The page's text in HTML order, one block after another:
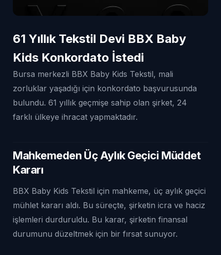
61 Yıllık Tekstil Devi BBX Baby
Kids Konkordato İstedi
Bursa merkezli BBX Baby Kids Tekstil, mali
zorluklar yaşadığı için konkordato başvurusunda
bulundu. 61 yıllık geçmişe sahip olan şirket, 24
farklı ülkeye ihracat yapmaktadır.
Mahkemeden Üç Aylık Geçici Müddet
Kararı
BBX Baby Kids Tekstil için mahkeme, üç aylık geçici
mühlet kararı aldı. Bu süreçte, şirketin icra ve haciz
işlemleri durduruldu. Bu karar, şirketin finansal
durumunu düzeltmek için bir fırsat sunuyor.